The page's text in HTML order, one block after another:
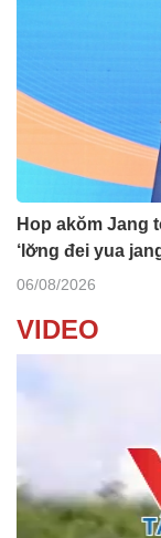
Hop akŏm Jang
‘lơ̆ng đei yua
06/08/2026
VIDEO